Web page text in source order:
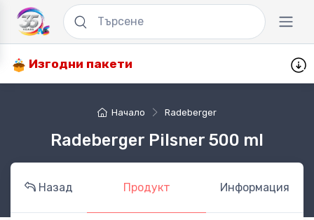
Изгодни пакети
Начало Radeberger
Radeberger Pilsner 500 ml
Назад Продукт Информация